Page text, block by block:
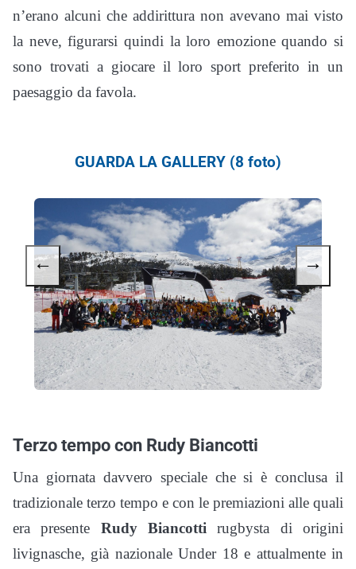
n’erano alcuni che addirittura non avevano mai visto
la neve, figurarsi quindi la loro emozione quando si
sono trovati a giocare il loro sport preferito in un
paesaggio da favola.
GUARDA LA GALLERY (8 foto)
← →
Terzo tempo con Rudy Biancotti
Una giornata davvero speciale che si è conclusa il
tradizionale terzo tempo e con le premiazioni alle quali
era presente Rudy Biancotti rugbysta di origini
livignasche, già nazionale Under 18 e attualmente in